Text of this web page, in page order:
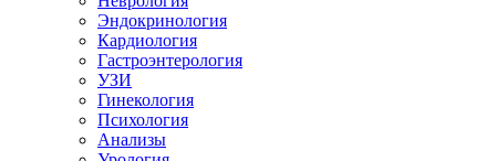
Эндокринология
Кардиология
Гастроэнтерология
УЗИ
Гинекология
Психология
Анализы